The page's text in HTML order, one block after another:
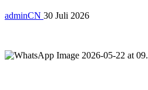
adminCN 30 Juli 2026